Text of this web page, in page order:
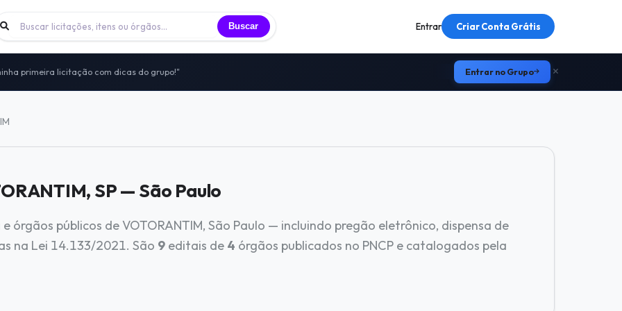
Buscar Entrar Criar Conta Grátis
primeira licitação com dicas do grupo!"
— sem vendas, sem spam, só networking real
Entrar no Grupo
SP — São Paulo
órgãos públicos de VOTORANTIM, São Paulo — incluindo pregão eletrônico, dispensa de
na Lei 14.133/2021. São 9editais de 4 órgãos publicados no PNCP e catalogados pela